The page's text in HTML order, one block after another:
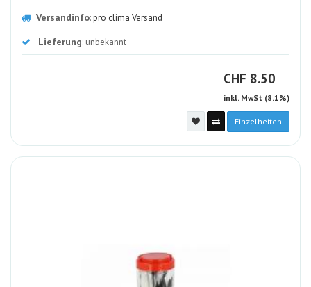
Versandinfo:pro clima Versand
Lieferung: unbekannt
CHF CHF
8.50
inkl. MwSt (8.1%)
Einzelheiten